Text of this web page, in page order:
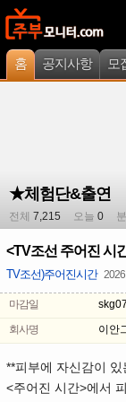
홈 공지사항 모
★체험단&출연
전체 7,215 오늘 0
<TV조선 주어진 시
TV조선)주어진시간
마감일
회사명
이안
**피부에 자신감이
<주어진 시간>에서